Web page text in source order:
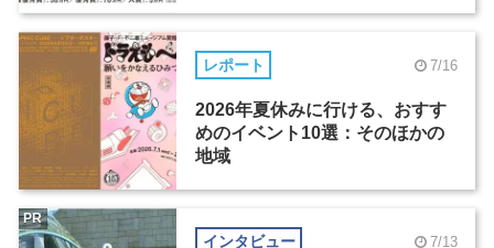
レポート 7/16
2026年夏休みに行ける、おすす
めのイベント10選：そのほかの
地域
インタビュー 7/13
PR